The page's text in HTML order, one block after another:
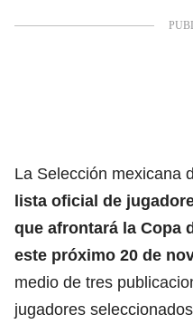
La Selección mexicana
lista oficial de
que afrontará la Copa
este próximo 20 de
medio de tres
jugadores